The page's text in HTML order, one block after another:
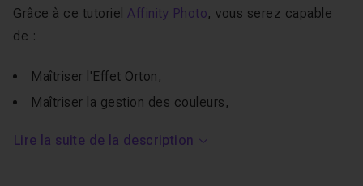
Grâce à ce tutoriel Affinity Photo, vous serez capable
de :
Maîtriser l'Effet Orton,
Maîtriser la gestion des couleurs,
Lire la suite de la description